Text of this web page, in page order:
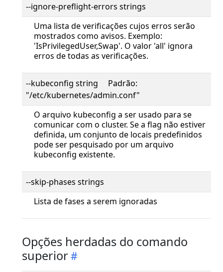
--ignore-preflight-errors strings
Uma lista de verificações cujos erros serão
mostrados como avisos. Exemplo:
'IsPrivilegedUser,Swap'. O valor 'all' ignora
erros de todas as verificações.
--kubeconfig string Padrão:
"/etc/kubernetes/admin.conf"
O arquivo kubeconfig a ser usado para se
comunicar com o cluster. Se a flag não estiver
definida, um conjunto de locais predefinidos
pode ser pesquisado por um arquivo
kubeconfig existente.
--skip-phases strings
Lista de fases a serem ignoradas
Opções herdadas do comando
superior